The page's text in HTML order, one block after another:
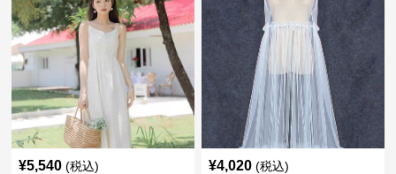
¥5,540 (税込) ¥4,020 (税込)